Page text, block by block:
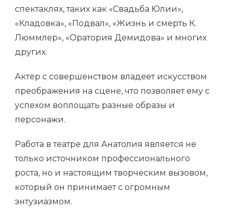
спектаклях, таких как «Свадьба Юлии»,
«Кладовка», «Подвал», «Жизнь и смерть К.
Люммлер», «Оратория Демидова» и многих
других.
Актёр с совершенством владеет искусством
преображения на сцене, что позволяет ему с
успехом воплощать разные образы и
персонажи.
Работа в театре для Анатолия является не
только источником профессионального
роста, но и настоящим творческим вызовом,
который он принимает с огромным
энтузиазмом.